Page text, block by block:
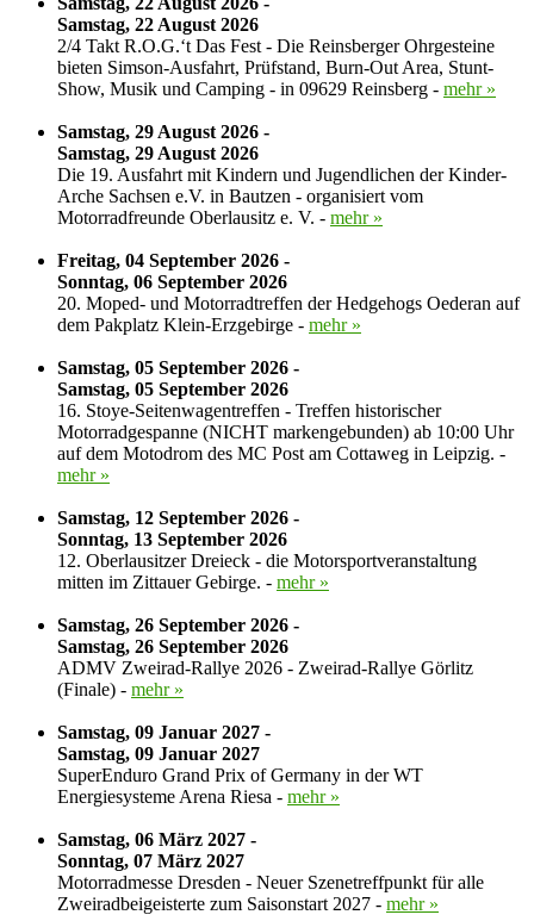
Samstag, 22 August 2026
2/4 Takt R.O.G.‘t Das Fest - Die Reinsberger Ohrgesteine
bieten Simson-Ausfahrt, Prüfstand, Burn-Out Area, Stunt-
Show, Musik und Camping - in 09629 Reinsberg - mehr »
Samstag, 29 August 2026 -
Samstag, 29 August 2026
Die 19. Ausfahrt mit Kindern und Jugendlichen der Kinder-
Arche Sachsen e.V. in Bautzen - organisiert vom
Motorradfreunde Oberlausitz e. V. - mehr »
Freitag, 04 September 2026 -
Sonntag, 06 September 2026
20. Moped- und Motorradtreffen der Hedgehogs Oederan auf
dem Pakplatz Klein-Erzgebirge - mehr »
Samstag, 05 September 2026 -
Samstag, 05 September 2026
16. Stoye-Seitenwagentreffen - Treffen historischer
Motorradgespanne (NICHT markengebunden) ab 10:00 Uhr
auf dem Motodrom des MC Post am Cottaweg in Leipzig. -
mehr »
Samstag, 12 September 2026 -
Sonntag, 13 September 2026
12. Oberlausitzer Dreieck - die Motorsportveranstaltung
mitten im Zittauer Gebirge. - mehr »
Samstag, 26 September 2026 -
Samstag, 26 September 2026
ADMV Zweirad-Rallye 2026 - Zweirad-Rallye Görlitz
(Finale) - mehr »
Samstag, 09 Januar 2027 -
Samstag, 09 Januar 2027
SuperEnduro Grand Prix of Germany in der WT
Energiesysteme Arena Riesa - mehr »
Samstag, 06 März 2027 -
Sonntag, 07 März 2027
Motorradmesse Dresden - Neuer Szenetreffpunkt für alle
Zweiradbeigeisterte zum Saisonstart 2027 - mehr »